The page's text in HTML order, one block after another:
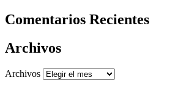
Comentarios Recientes
Archivos
Archivos